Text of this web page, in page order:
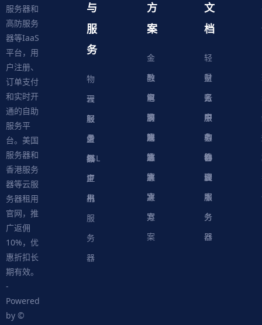
服务器和
高防服务
器等IaaS
平台，用
户注册、
订单支付
和实时开
通的自助
服务平
台。美国
服务器和
香港服务
器等云服
务器租用
官网，推
广返佣
10%，优
惠折扣长
期有效。
-
Powered
by ©
与
服
务
物
理
服
务
器
云
服
务
器
轻
量
级
应
用
服
务
器
虚
拟
主
机
SSL
证
书
方
案
金
融
解
决
方
案
教
育
解
决
方
案
电
商
解
决
方
案
游
戏
解
决
方
案
网
站
解
决
方
案
文
档
轻
量
云
服
务
器
财
务
中
心
账
户
中
心
服
务
协
议
软
件
脚
本
物
理
服
务
器
云
服
务
器